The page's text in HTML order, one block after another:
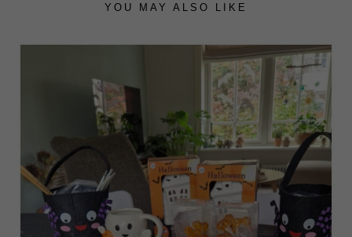
YOU MAY ALSO LIKE